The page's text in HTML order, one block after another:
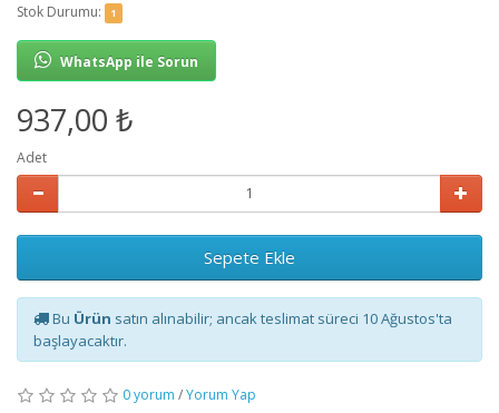
Stok Durumu:
1
WhatsApp ile Sorun
937,00 ₺
Adet
Sepete Ekle
Bu Ürün satın alınabilir; ancak teslimat süreci 10 Ağustos'ta
başlayacaktır.
0 yorum /Yorum Yap